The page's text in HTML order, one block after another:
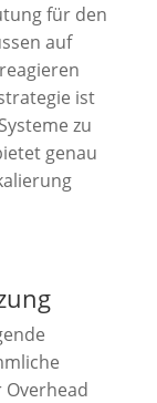
für den
auf
ist
zu
genau